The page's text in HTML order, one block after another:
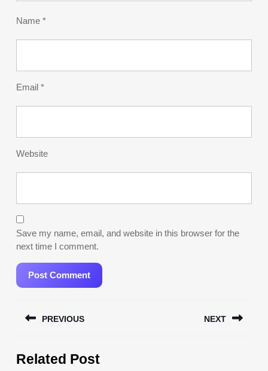
Name *
Email *
Website
Save my name, email, and website in this browser for the
next time I comment.
navigation
PREVIOUS
post:
NEXT
Related Post